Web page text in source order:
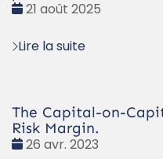
Date
21 août 2025
Lire la suite
The Capital-on-
Risk Margin.
Date
26 avr. 2023